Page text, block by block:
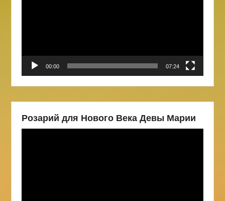
00:00 07:24
Розарий для Нового Века Девы Марии